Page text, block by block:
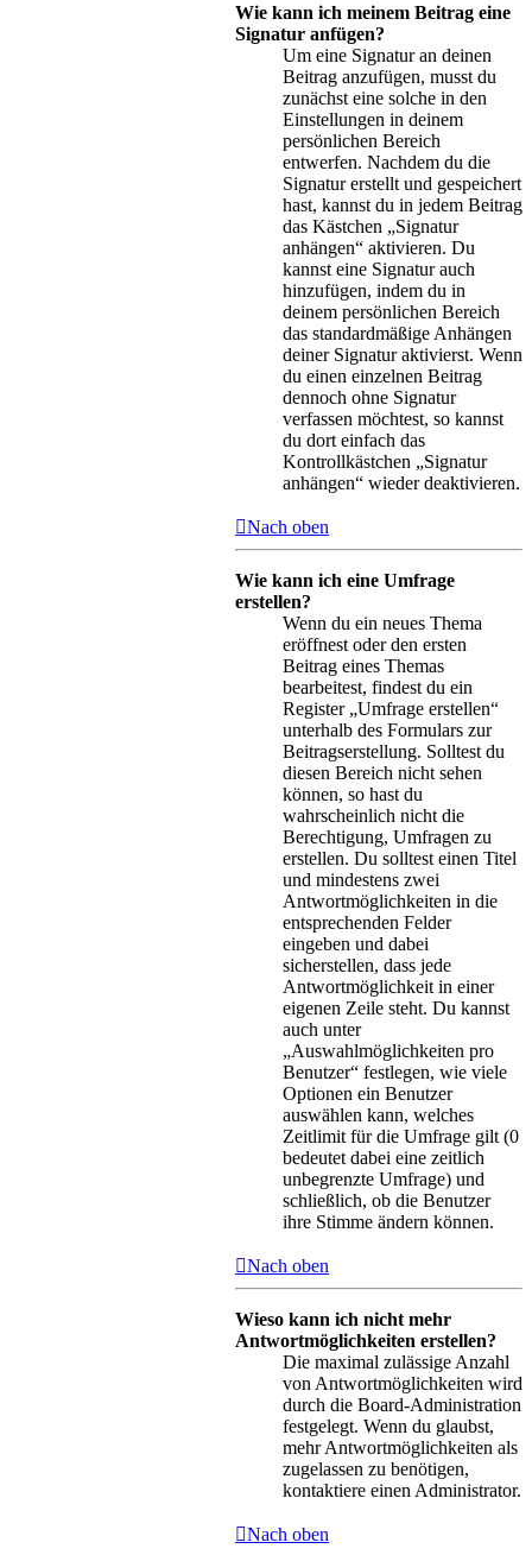
Wie kann ich meinem Beitrag eine
Signatur anfügen?
Um eine Signatur an deinen
Beitrag anzufügen, musst du
zunächst eine solche in den
Einstellungen in deinem
persönlichen Bereich
entwerfen. Nachdem du die
Signatur erstellt und gespeichert
hast, kannst du in jedem Beitrag
das Kästchen „Signatur
anhängen“ aktivieren. Du
kannst eine Signatur auch
hinzufügen, indem du in
deinem persönlichen Bereich
das standardmäßige Anhängen
deiner Signatur aktivierst. Wenn
du einen einzelnen Beitrag
dennoch ohne Signatur
verfassen möchtest, so kannst
du dort einfach das
Kontrollkästchen „Signatur
anhängen“ wieder deaktivieren.
Nach oben
Wie kann ich eine Umfrage
erstellen?
Wenn du ein neues Thema
eröffnest oder den ersten
Beitrag eines Themas
bearbeitest, findest du ein
Register „Umfrage erstellen“
unterhalb des Formulars zur
Beitragserstellung. Solltest du
diesen Bereich nicht sehen
können, so hast du
wahrscheinlich nicht die
Berechtigung, Umfragen zu
erstellen. Du solltest einen Titel
und mindestens zwei
Antwortmöglichkeiten in die
entsprechenden Felder
eingeben und dabei
sicherstellen, dass jede
Antwortmöglichkeit in einer
eigenen Zeile steht. Du kannst
auch unter
„Auswahlmöglichkeiten pro
Benutzer“ festlegen, wie viele
Optionen ein Benutzer
auswählen kann, welches
Zeitlimit für die Umfrage gilt (0
bedeutet dabei eine zeitlich
unbegrenzte Umfrage) und
schließlich, ob die Benutzer
ihre Stimme ändern können.
Nach oben
Wieso kann ich nicht mehr
Antwortmöglichkeiten erstellen?
Die maximal zulässige Anzahl
von Antwortmöglichkeiten wird
durch die Board-Administration
festgelegt. Wenn du glaubst,
mehr Antwortmöglichkeiten als
zugelassen zu benötigen,
kontaktiere einen Administrator.
Nach oben